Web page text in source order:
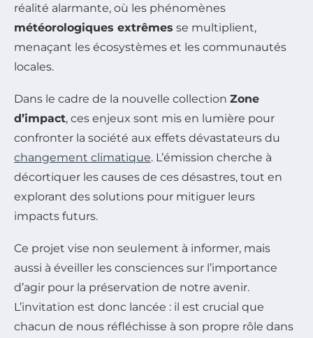
réalité alarmante, où les phénomènes
météorologiques extrêmes se multiplient,
menaçant les écosystèmes et les communautés
locales.
Dans le cadre de la nouvelle collection Zone
d’impact, ces enjeux sont mis en lumière pour
confronter la société aux effets dévastateurs du
changement climatique. L’émission cherche à
décortiquer les causes de ces désastres, tout en
explorant des solutions pour mitiguer leurs
impacts futurs.
Ce projet vise non seulement à informer, mais
aussi à éveiller les consciences sur l’importance
d’agir pour la préservation de notre avenir.
L’invitation est donc lancée : il est crucial que
chacun de nous réfléchisse à son propre rôle dans